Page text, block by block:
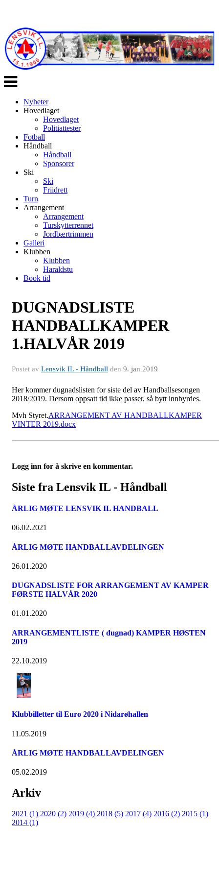
Veksle
navigasjon
Nyheter
Hovedlaget
Hovedlaget
Politiattester
Fotball
Håndball
Håndball
Sponsorer
Ski
Ski
Friidrett
Turn
Arrangement
Arrangement
Turskytterrennet
Jordbærtrimmen
Galleri
Klubben
Klubben
Haraldstu
Book tid
DUGNADSLISTE
HANDBALLKAMPER
1.HALVÅR 2019
Postet av Lensvik IL - Håndball den 9. jan 2019
Her kommer dugnadslisten for siste del av Handballsesongen
2018/2019. Dersom oppsatt tid ikke passer, så bytt innbyrdes.
Mvh Styret.ARRANGEMENT AV HANDBALLKAMPER
VINTER 2019.docx
Logg inn for å skrive en kommentar.
Siste fra Lensvik IL - Håndball
ÅRLIG MØTE LENSVIK IL HANDBALL
06.02.2021
ÅRLIG MØTE HANDBALLAVDELINGEN
26.01.2020
DUGNADSLISTE FOR ARRANGEMENT AV KAMPER
FØRSTE HALVÅR 2020
01.01.2020
ARRANGEMENTLISTE ( dugnad) KAMPER HØSTEN
2019
22.10.2019
Klubbilletter til Euro 2020 i Nidarøhallen
11.05.2019
ÅRLIG MØTE HANDBALLAVDELINGEN
05.02.2019
Arkiv
2021 (1) 2020 (2) 2019 (4) 2018 (5) 2017 (4) 2016 (2) 2015 (1)
2014 (1)